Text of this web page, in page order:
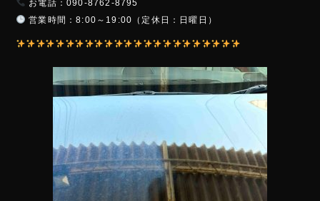
お電話：090-8762-8795
営業時間：8:00～19:00（定休日：日曜日）